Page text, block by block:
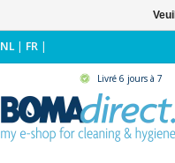
NL| FR |
Livré 6 jours à 7